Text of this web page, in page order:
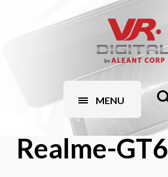
MENU
Realme-GT6